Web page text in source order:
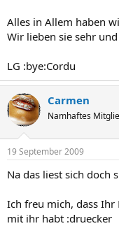
Alles in Allem haben
Wir lieben sie sehr
LG :bye:Cordu
Carmen
Namhaftes
19 September 2009
Na das liest sich doch
Ich freu mich, dass Ihr
mit ihr habt :druecker